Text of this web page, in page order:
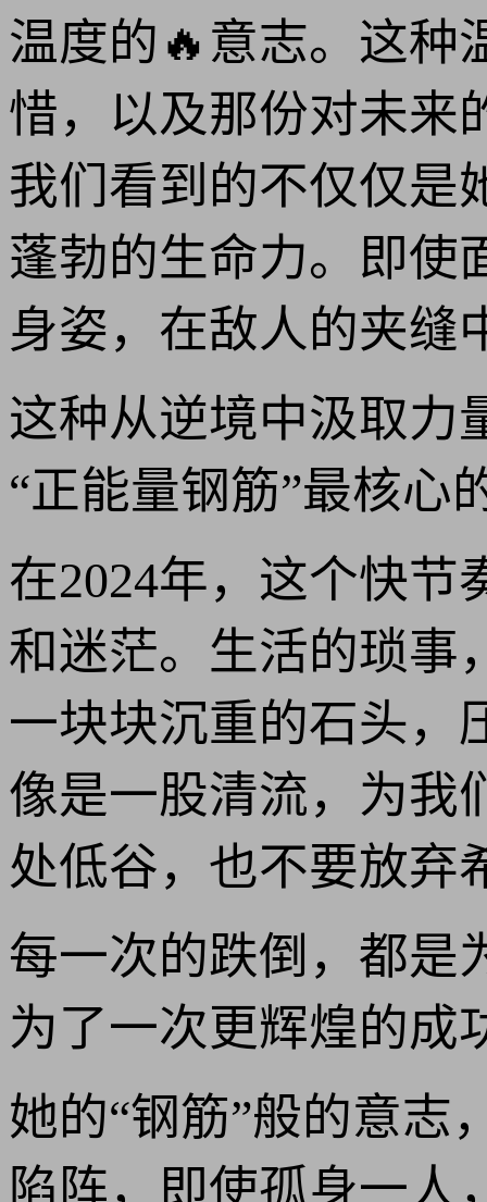
温度的🔥意志。这种
惜，以及那份对未来
我们看到的不仅仅是
蓬勃的生命力。即使
身姿，在敌人的夹缝
这种从逆境中汲取力
“正能量钢筋”最核心
在2024年，这个快
和迷茫。生活的琐事
一块块沉重的石头，
像是一股清流，为我
处低谷，也不要放弃
每一次的跌倒，都是
为了一次更辉煌的成
她的“钢筋”般的意志
陷阵，即使孤身一人